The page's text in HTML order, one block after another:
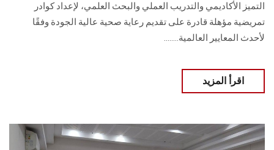
سجل الان
التميز الأكاديمي والتدريب العملي والبحث العلمي، لإعداد كوادر
تمريضية مؤهلة قادرة على تقديم رعاية صحية عالية الجودة وفقًا
لأحدث المعايير العالمية........
اقرأ المزيد